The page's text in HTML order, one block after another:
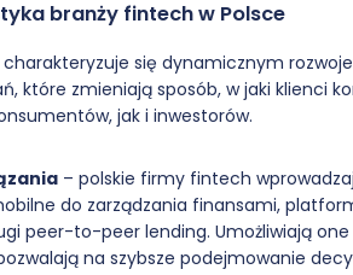
branży fintech w Polsce
się dynamicznym
które zmieniają sposób, w jaki klienci
jak i inwestorów.
– polskie firmy fintech
do zarządzania finansami,
peer-to-peer lending. Umożliwiają
na szybsze podejmowanie